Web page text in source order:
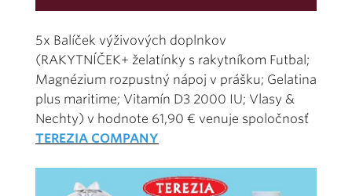
5x Balíček výživových doplnkov
(RAKYTNÍČEK+ želatínky s rakytníkom Futbal;
Magnézium rozpustný nápoj v prášku; Gelatina
plus maritime; Vitamín D3 2000 IU; Vlasy &
Nechty) v hodnote 61,90 € venuje spoločnosť
TEREZIA COMPANY